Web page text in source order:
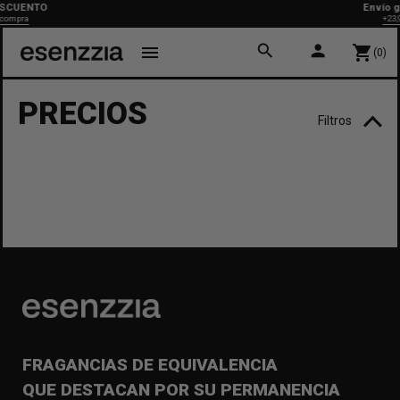
Envío
menu search person shopping_cart (0)
PRECIOS Filtros
FRAGANCIAS DE EQUIVALENCIA
QUE DESTACAN POR SU PERMANENCIA